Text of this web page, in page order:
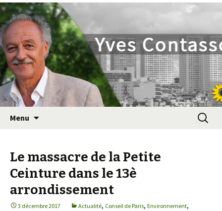
Yves Contassot
Menu
Le massacre de la Petite
Ceinture dans le 13è
arrondissement
3 décembre 2017 Actualité, Conseil de Paris, Environnement,